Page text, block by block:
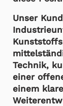
Unser
Technik,
einer
einem